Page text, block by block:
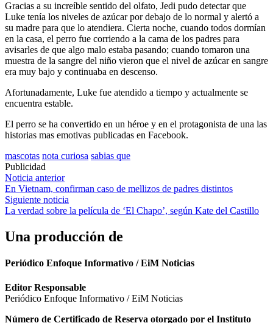
Gracias a su increíble sentido del olfato, Jedi pudo detectar que
Luke tenía los niveles de azúcar por debajo de lo normal y alertó a
su madre para que lo atendiera. Cierta noche, cuando todos dormían
en la casa, el perro fue corriendo a la cama de los padres para
avisarles de que algo malo estaba pasando; cuando tomaron una
muestra de la sangre del niño vieron que el nivel de azúcar en sangre
era muy bajo y continuaba en descenso.
Afortunadamente, Luke fue atendido a tiempo y actualmente se
encuentra estable.
El perro se ha convertido en un héroe y en el protagonista de una las
historias mas emotivas publicadas en Facebook.
mascotas nota curiosa sabias que
Publicidad
Navegación
de
entradas
Noticia anterior
En Vietnam, confirman caso de mellizos de padres distintos
Siguiente noticia
La verdad sobre la película de ‘El Chapo’, según Kate del Castillo
Una producción de
Periódico Enfoque Informativo / EiM Noticias
Editor Responsable
Periódico Enfoque Informativo / EiM Noticias
Número de Certificado de Reserva otorgado por el Instituto